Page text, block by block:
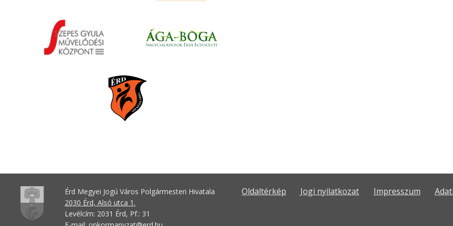
Érd Megyei Jogú Város Polgármesteri Hivatala
2030 Érd, Alsó utca 1.
Levélcím: 2031 Érd, Pf.: 31
Oldaltérkép Jogi nyilatkozat Impresszum